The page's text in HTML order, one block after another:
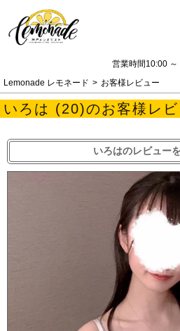
営業時間10:00 ～
Lemonade レモネード
お客様レビュー
いろは (20)のお客様レビ
いろはのレビュー